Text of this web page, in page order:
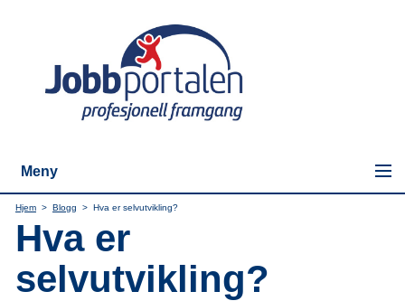
Meny
Hjem > Blogg > Hva er selvutvikling?
Hva er
selvutvikling?